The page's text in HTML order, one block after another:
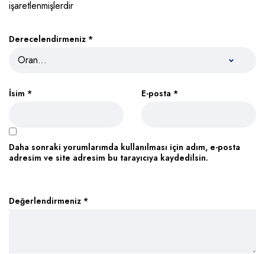
işaretlenmişlerdir
Derecelendirmeniz *
Değerlendirmeniz *
İsim * E-posta *
Daha sonraki yorumlarımda kullanılması için adım, e-posta
adresim ve site adresim bu tarayıcıya kaydedilsin.